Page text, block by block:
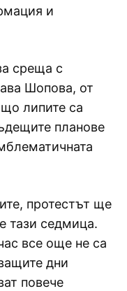
и
среща с
Шопова, от
липите са
планове
протестът ще
тази седмица.
все още не са
дни
повече